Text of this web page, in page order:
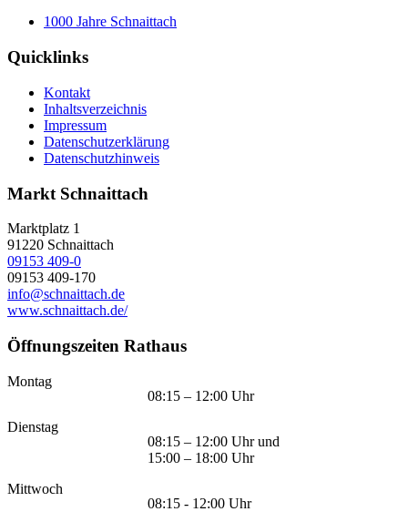
1000 Jahre Schnaittach
Quicklinks
Kontakt
Inhaltsverzeichnis
Impressum
Datenschutzerklärung
Datenschutzhinweis
Markt Schnaittach
Marktplatz 1
91220 Schnaittach
09153 409-0
09153 409-170
info@schnaittach.de
www.schnaittach.de/
Öffnungszeiten Rathaus
Montag
08:15 – 12:00 Uhr
Dienstag
08:15 – 12:00 Uhr und
15:00 – 18:00 Uhr
Mittwoch
08:15 - 12:00 Uhr